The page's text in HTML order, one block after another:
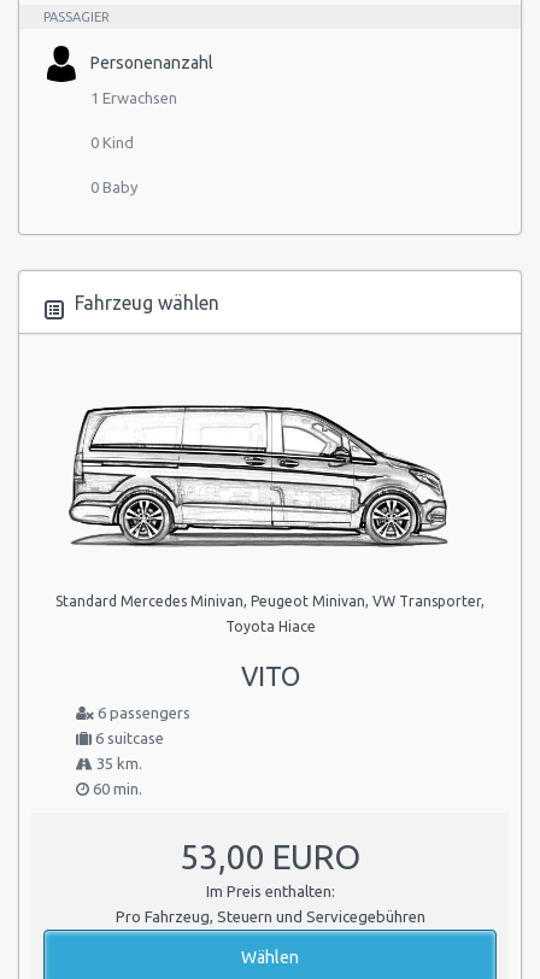
PASSAGIER
Personenanzahl
1 Erwachsen
0 Kind
0 Baby
Fahrzeug wählen
Standard Mercedes Minivan, Peugeot Minivan, VW Transporter,
Toyota Hiace
VITO
6 passengers
6 suitcase
35 km.
60 min.
53,00 EURO
Im Preis enthalten:
Pro Fahrzeug, Steuern und Servicegebühren